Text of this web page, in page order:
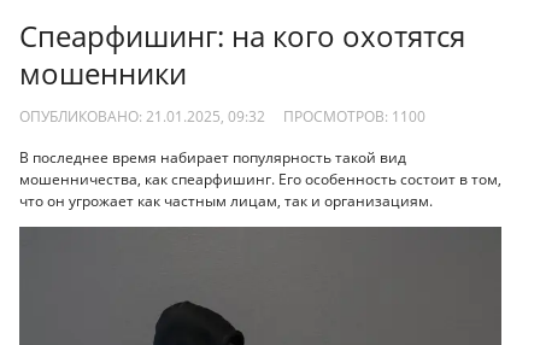
Спеарфишинг: на кого охотятся
мошенники
ОПУБЛИКОВАНО: 21.01.2025, 09:32 ПРОСМОТРОВ: 1100
В последнее время набирает популярность такой вид
мошенничества, как спеарфишинг. Его особенность состоит в том,
что он угрожает как частным лицам, так и организациям.